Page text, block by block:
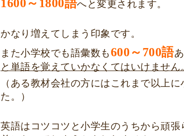
1600～1800語へと変更されます。
かなり増えてしまう印象です。
また小学校でも語彙数も600～700語
と単語を覚えていかなくてはいけません
（ある教材会社の方にはこれまで以上
た。）
英語はコツコツと小学生のうちから頑